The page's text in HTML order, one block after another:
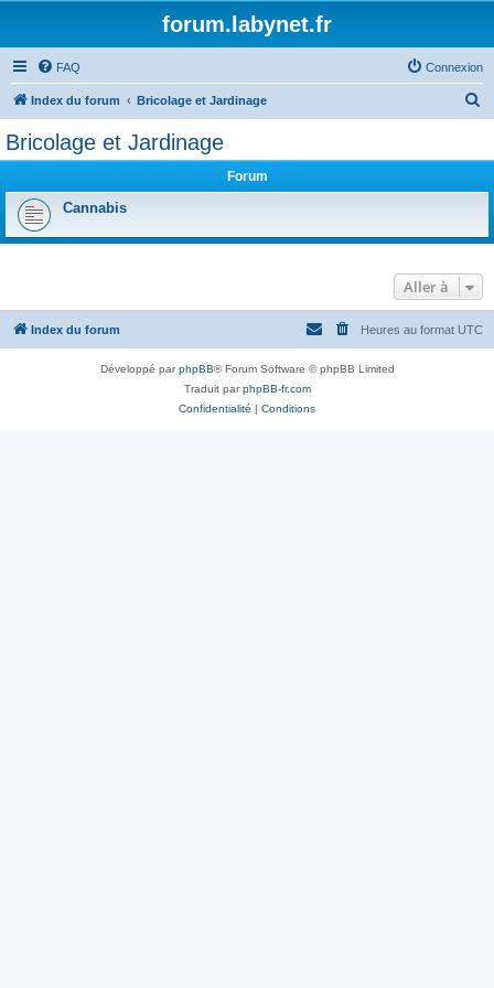
forum.labynet.fr
FAQ Connexion
Index du forum Bricolage et Jardinage
e
r
Bricolage et Jardinage
Forum
Cannabis
Aller à
Index du forum Heures au format UTC
Développé parphpBB® Forum Software © phpBB Limited
Traduit parphpBB-fr.com
Confidentialité | Conditions